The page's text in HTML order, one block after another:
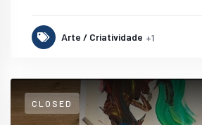
Arte / Criatividade +1
CLOSED